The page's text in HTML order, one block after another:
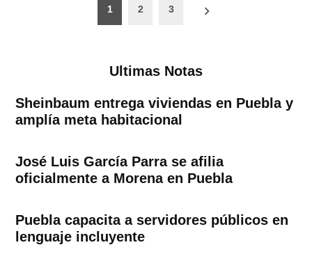
1 2 3
Ultimas Notas
Sheinbaum entrega viviendas en Puebla y
amplía meta habitacional
José Luis García Parra se afilia
oficialmente a Morena en Puebla
Puebla capacita a servidores públicos en
lenguaje incluyente